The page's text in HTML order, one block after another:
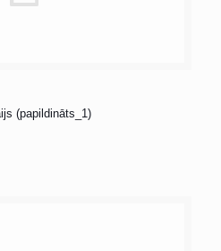
(papildināts_1)